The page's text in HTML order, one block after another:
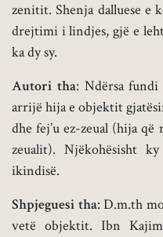
zenitit. Shenja dalluese e
drejtimi i lindjes, gjë e
ka dy sy.
Autori tha: Ndërsa
arrijë hija e objektit
dhe fej’u ez-zeual (hija
zeualit). Njëkohësisht
ikindisë.
Shpjeguesi tha: D.m.th
vetë objektit. Ibn